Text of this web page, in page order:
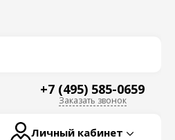
+7 (495) 585-0659
Заказать звонок
Личный кабинет